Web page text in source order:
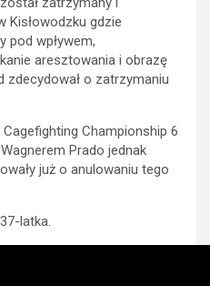
Kisłowodzku gdzie
pod wpływem,
aresztowania i obrazę
zdecydował o zatrzymaniu
Championship 6
Prado jednak
już o anulowaniu tego
latka.